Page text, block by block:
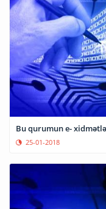
Bu qurumun e-
25-01-2018